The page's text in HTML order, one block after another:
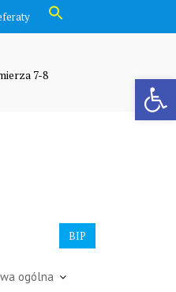
Otwórz pasek narzędzi
Search Button
7-8
BIP
ogólna